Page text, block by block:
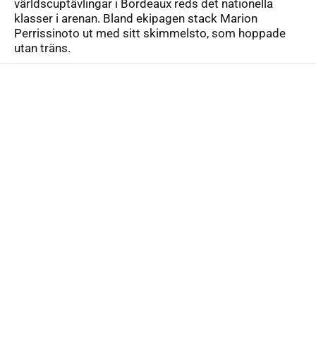
världscuptävlingar i Bordeaux reds det nationella
klasser i arenan. Bland ekipagen stack Marion
Perrissinoto ut med sitt skimmelsto, som hoppade
utan träns.